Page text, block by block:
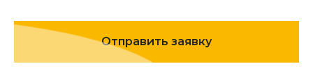
Отправить заявку
О компании
Каталог